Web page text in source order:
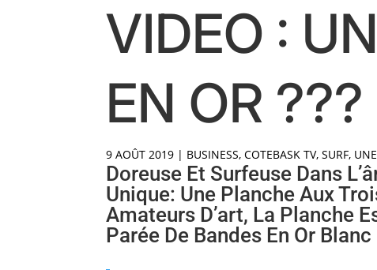
VIDEO :
EN OR ???
9 AOÛT 2019 | BUSINESS,COTEBASK TV,SURF, UNE
Doreuse Et Surfeuse Dans
Unique: Une Planche Aux
Amateurs D’art, La Planche
Parée De Bandes En Or Blanc